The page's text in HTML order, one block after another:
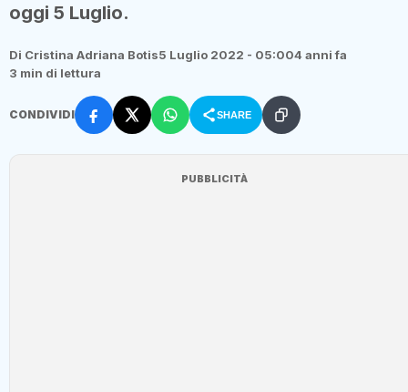
oggi 5 Luglio.
Di Cristina Adriana Botis5 Luglio 2022 - 05:004 anni fa
3 min di lettura
CONDIVIDI SHARE
PUBBLICITÀ